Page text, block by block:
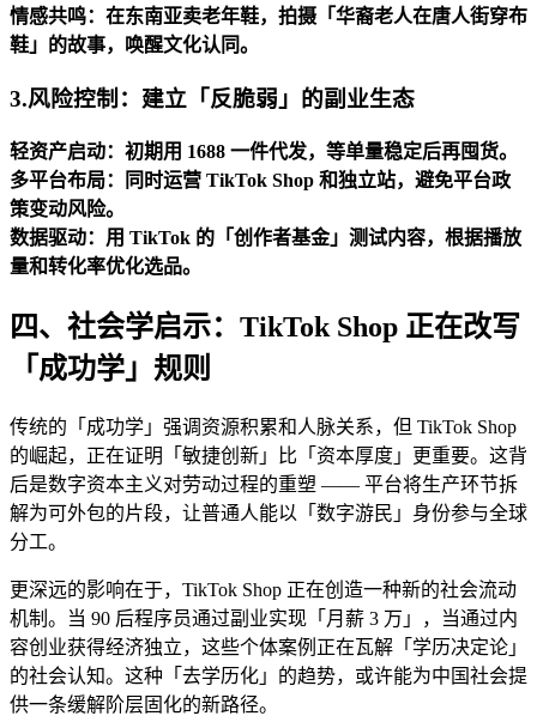
情感共鸣：在东南亚卖老年鞋，拍摄「华裔老人在唐人街穿布
鞋」的故事，唤醒文化认同。
3.风险控制：建立「反脆弱」的副业生态
轻资产启动：初期用 1688 一件代发，等单量稳定后再囤货。
多平台布局：同时运营 TikTok Shop 和独立站，避免平台政
策变动风险。
数据驱动：用 TikTok 的「创作者基金」测试内容，根据播放
量和转化率优化选品。
四、社会学启示：TikTok Shop 正在改写
「成功学」规则
传统的「成功学」强调资源积累和人脉关系，但 TikTok Shop
的崛起，正在证明「敏捷创新」比「资本厚度」更重要。这背
后是数字资本主义对劳动过程的重塑 —— 平台将生产环节拆
解为可外包的片段，让普通人能以「数字游民」身份参与全球
分工。
更深远的影响在于，TikTok Shop 正在创造一种新的社会流动
机制。当 90 后程序员通过副业实现「月薪 3 万」，当通过内
容创业获得经济独立，这些个体案例正在瓦解「学历决定论」
的社会认知。这种「去学历化」的趋势，或许能为中国社会提
供一条缓解阶层固化的新路径。